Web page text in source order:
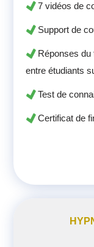
7 vidéos de
Support de
Réponses du
entre étudiants
Test de
Certificat de